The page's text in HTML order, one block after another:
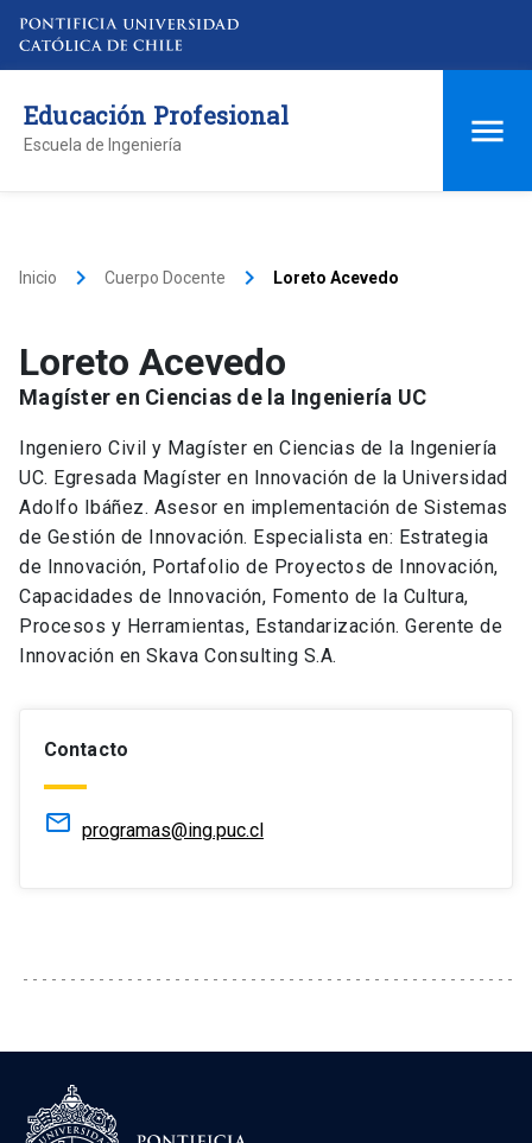
Educación Profesional
Escuela de Ingeniería
Inicio keyboard_arrow_right Cuerpo Docente keyboard_arrow_right Loreto Acevedo
Loreto Acevedo
Magíster en Ciencias de la Ingeniería UC
Ingeniero Civil y Magíster en Ciencias de la Ingeniería
UC. Egresada Magíster en Innovación de la Universidad
Adolfo Ibáñez. Asesor en implementación de Sistemas
de Gestión de Innovación. Especialista en: Estrategia
de Innovación, Portafolio de Proyectos de Innovación,
Capacidades de Innovación, Fomento de la Cultura,
Procesos y Herramientas, Estandarización. Gerente de
Innovación en Skava Consulting S.A.
Contacto
mail_outline programas@ing.puc.cl